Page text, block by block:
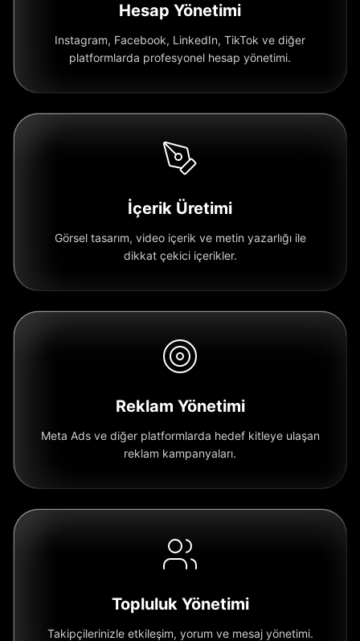
Hesap Yönetimi
Instagram, Facebook, LinkedIn, TikTok ve diğer
platformlarda profesyonel hesap yönetimi.
İçerik Üretimi
Görsel tasarım, video içerik ve metin yazarlığı ile
dikkat çekici içerikler.
Reklam Yönetimi
Meta Ads ve diğer platformlarda hedef kitleye ulaşan
reklam kampanyaları.
Topluluk Yönetimi
Takipçilerinizle etkileşim, yorum ve mesaj yönetimi.